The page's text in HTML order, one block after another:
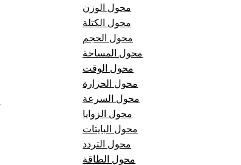
محول الوزن
محول الكتلة
محول الحجم
محول المساحة
محول الوقت
محول الحرارة
محول السرعة
محول الزوايا
محول البايتات
محول التردد
محول الطاقة